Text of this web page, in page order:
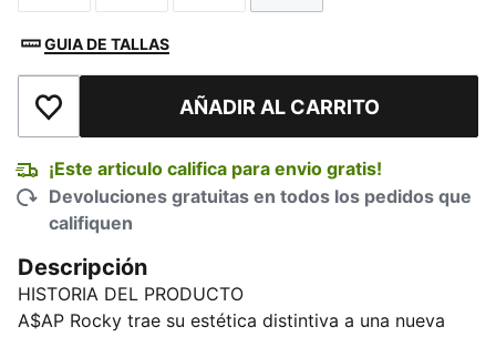
GUIA DE TALLAS
Añadir a la lista de deseosAÑADIR AL CARRITO
¡Este articulo califica para envio gratis!
Devoluciones gratuitas en todos los pedidos que
califiquen
Descripción
HISTORIA DEL PRODUCTO
A$AP Rocky trae su estética distintiva a una nueva